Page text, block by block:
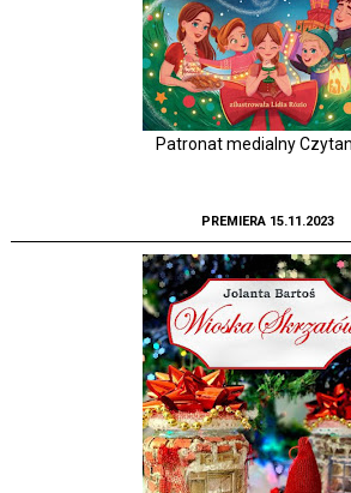
Patronat medialny
PREMIERA 15.11.2023